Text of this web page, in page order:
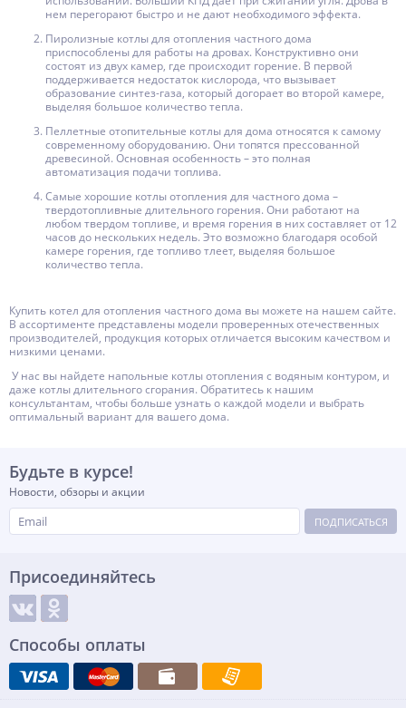
нем перегорают быстро и не дают необходимого эффекта.
Пиролизные котлы для отопления частного дома
приспособлены для работы на дровах. Конструктивно они
состоят из двух камер, где происходит горение. В первой
поддерживается недостаток кислорода, что вызывает
образование синтез-газа, который догорает во второй камере,
выделяя большое количество тепла.
Пеллетные отопительные котлы для дома относятся к самому
современному оборудованию. Они топятся прессованной
древесиной. Основная особенность – это полная
автоматизация подачи топлива.
Самые хорошие котлы отопления для частного дома –
твердотопливные длительного горения. Они работают на
любом твердом топливе, и время горения в них составляет от 12
часов до нескольких недель. Это возможно благодаря особой
камере горения, где топливо тлеет, выделяя большое
количество тепла.
Купить котел для отопления частного дома вы можете на нашем сайте.
В ассортименте представлены модели проверенных отечественных
производителей, продукция которых отличается высоким качеством и
низкими ценами.
У нас вы найдете напольные котлы отопления с водяным контуром, и
даже котлы длительного сгорания. Обратитесь к нашим
консультантам, чтобы больше узнать о каждой модели и выбрать
оптимальный вариант для вашего дома.
Будьте в курсе!
Новости, обзоры и акции
ПОДПИСАТЬСЯ
Присоединяйтесь
Способы оплаты